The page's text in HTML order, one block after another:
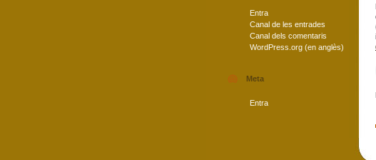
Entra
Canal de les entrades
Canal dels comentaris
WordPress.org (en anglès)
Meta
Entra